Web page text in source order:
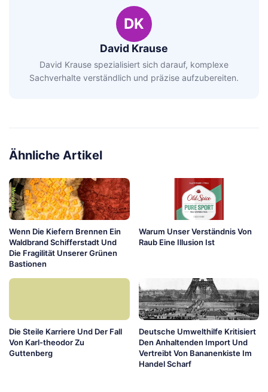
DK
David Krause
David Krause spezialisiert sich darauf, komplexe
Sachverhalte verständlich und präzise aufzubereiten.
Ähnliche Artikel
Wenn Die Kiefern Brennen Ein
Waldbrand Schifferstadt Und
Die Fragilität Unserer Grünen
Bastionen
Warum Unser Verständnis Von
Raub Eine Illusion Ist
Die Steile Karriere Und Der Fall
Von Karl-theodor Zu
Guttenberg
Deutsche Umwelthilfe Kritisiert
Den Anhaltenden Import Und
Vertreibt Von Bananenkiste Im
Handel Scharf